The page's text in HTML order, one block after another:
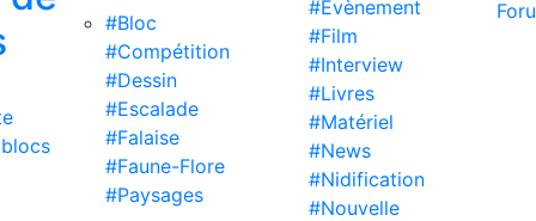
#Bloc
#Compétition
#Dessin
#Escalade
#Falaise
#Faune-Flore
#Paysages
#Évènement
#Film
#Interview
#Livres
#Matériel
#News
#Nidification
#Nouvelle